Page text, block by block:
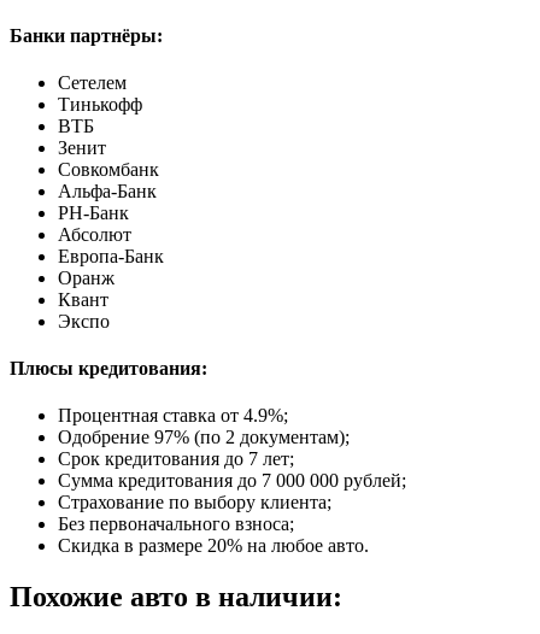
Банки партнёры:
Сетелем
Тинькофф
ВТБ
Зенит
Совкомбанк
Альфа-Банк
РН-Банк
Абсолют
Европа-Банк
Оранж
Квант
Экспо
Плюсы кредитования:
Процентная ставка от 4.9%;
Одобрение 97% (по 2 документам);
Срок кредитования до 7 лет;
Сумма кредитования до 7 000 000 рублей;
Страхование по выбору клиента;
Без первоначального взноса;
Скидка в размере 20% на любое авто.
Похожие авто в наличии: